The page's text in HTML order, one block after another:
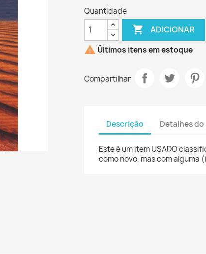
Quantidade
 ADICIONAR
 Últimos itens em estoque
Compartilhar
Descrição Detalhes
Este é um item USADO
como novo, mas com